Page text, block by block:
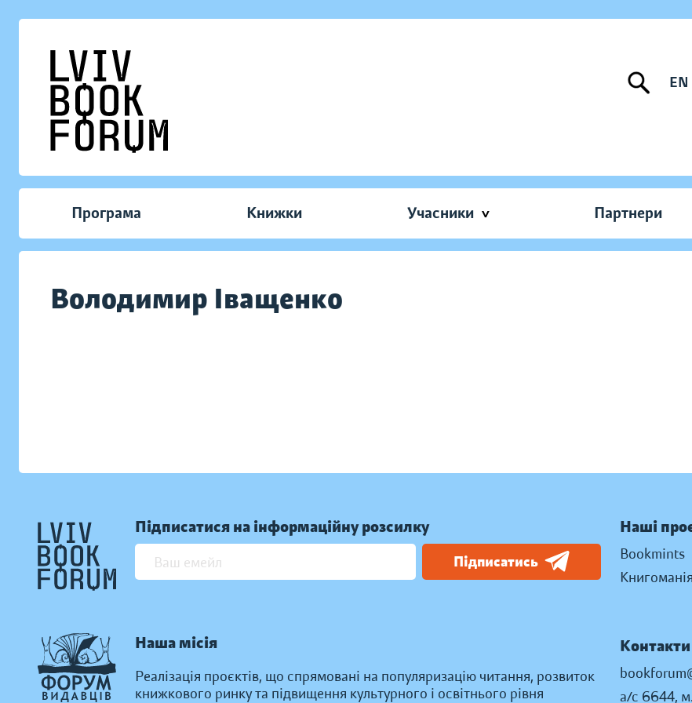
EN
Програма Книжки Учасники Партнери
Володимир Іващенко
Підписатися на інформаційну розсилку
Підписатись
Наша місія
Реалізація проєктів, що спрямовані на популяризацію читання, розвиток
книжкового ринку та підвищення культурного і освітнього рівня
Наші
Bookmints
Книгоманія
Контакти
а/с 6644,